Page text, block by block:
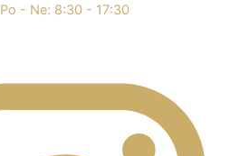
Po - Ne: 8:30 - 17:30